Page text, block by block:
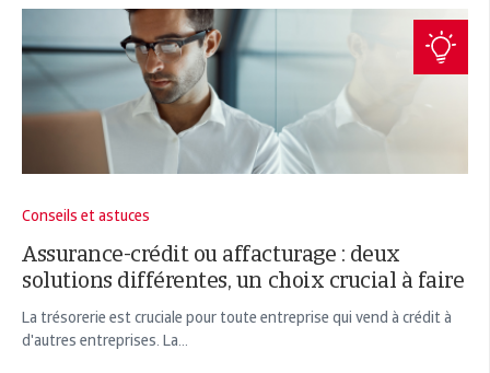
Conseils et astuces
Assurance-crédit ou affacturage : deux
solutions différentes, un choix crucial à faire
La trésorerie est cruciale pour toute entreprise qui vend à crédit à
d'autres entreprises. La...